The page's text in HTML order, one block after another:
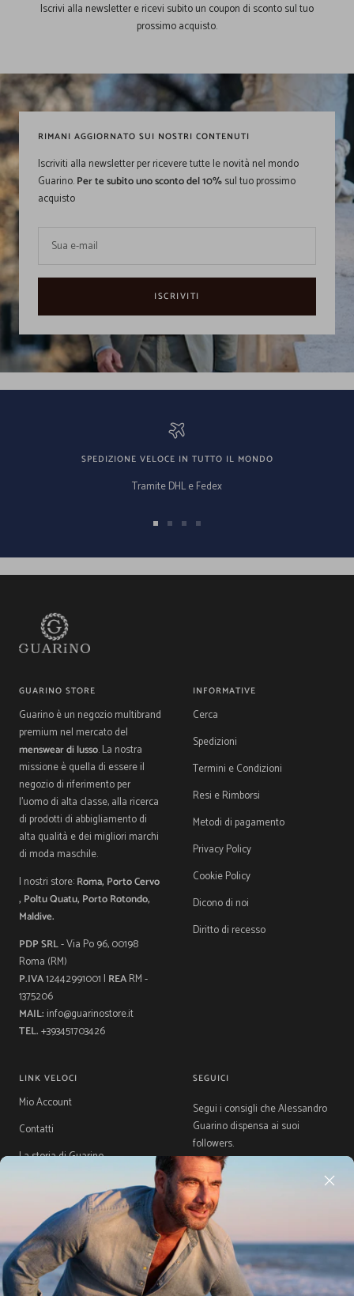
Iscrivi alla newsletter e ricevi subito un coupon di sconto sul tuo
prossimo acquisto.
RIMANI AGGIORNATO SUI NOSTRI CONTENUTI
Iscriviti alla newsletter per ricevere tutte le novità nel mondo
Guarino.Per te subito uno sconto del 10%sul tuo prossimo
acquisto
Sua e-mail
ISCRIVITI
SPEDIZIONE VELOCE IN TUTTO IL MONDO
Tramite DHL e Fedex
Vai Vai Vai Vai
GUARINO STORE
Guarino è un negozio multibrand
premium nel mercato del
menswear di lusso. La nostra
missione è quella di essere il
negozio di riferimento per
l'uomo di alta classe, alla ricerca
di prodotti di abbigliamento di
alta qualità e dei migliori marchi
di moda maschile.
I nostri store:Roma, Porto Cervo
, Poltu Quatu, Porto Rotondo,
Maldive.
PDP SRL- Via Po 96, 00198
Roma (RM)
P.IVA12442991001 | REARM -
1375206
MAIL: info@guarinostore.it
TEL.+393451703426
INFORMATIVE
Cerca
Spedizioni
Termini e Condizioni
Resi e Rimborsi
Metodi di pagamento
Privacy Policy
Cookie Policy
Dicono di noi
Diritto di recesso
LINK VELOCI
Mio Account
Contatti
La storia di Guarino
Guida Taglie
Acquista ora, Paga dopo con
Klarna
SEGUICI
Segui i consigli che Alessandro
Guarino dispensa ai suoi
followers.